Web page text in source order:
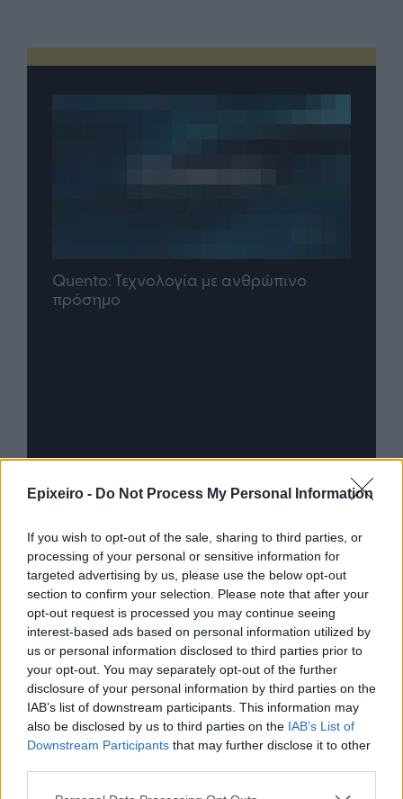
Epixeiro - Do Not Process My Personal Information
If you wish to opt-out of the sale, sharing to third parties, or
processing of your personal or sensitive information for
targeted advertising by us, please use the below opt-out
section to confirm your selection. Please note that after your
opt-out request is processed you may continue seeing
interest-based ads based on personal information utilized by
us or personal information disclosed to third parties prior to
your opt-out. You may separately opt-out of the further
disclosure of your personal information by third parties on the
IAB’s list of downstream participants. This information may
also be disclosed by us to third parties on the IAB’s List of
Downstream Participants that may further disclose it to other
Quento: Τεχνολογία με ανθρώπινο
πρόσημο
Advertorial
Περισσότερα από το
Ταχιάος: Ξεκινούν από απόψε τα
δοκιμαστικά δρομολόγια της
επέκτασης του Μετρό
Θεσσαλονίκης προς την
Καλαμαριά
07/08/26|16:44